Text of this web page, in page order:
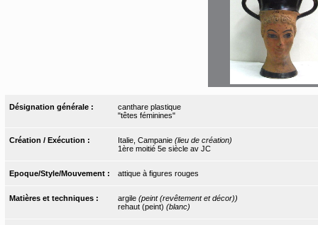
Désignation générale :
canthare plastique
"têtes féminines"
Création / Exécution : Italie, Campanie (lieu de création)
1ère moitié 5e siècle av JC
Epoque/Style/Mouvement : attique à figures rouges
Matières et techniques : argile (peint (revêtement et décor))
rehaut (peint) (blanc)